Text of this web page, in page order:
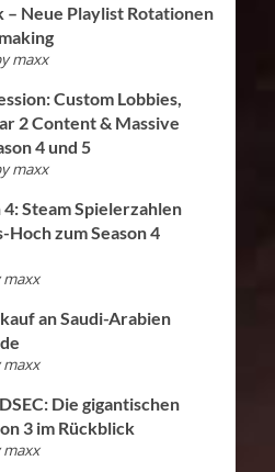
Neue Playlist Rotationen
maxx
Custom Lobbies,
2 Content & Massive
4 und 5
maxx
Steam Spielerzahlen
zum Season 4
maxx
an Saudi-Arabien
maxx
Die gigantischen
3 im Rückblick
maxx